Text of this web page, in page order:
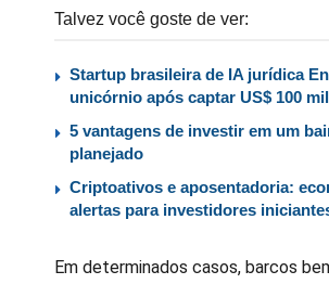
Talvez você goste de ver:
Startup brasileira de IA jurídica
unicórnio após captar US$ 100
5 vantagens de investir em um
planejado
Criptoativos e aposentadoria:
alertas para investidores
Em determinados casos, barcos